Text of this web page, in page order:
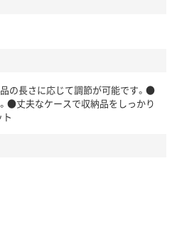
の長さに応じて調節が可能です。●
●丈夫なケースで収納品をしっかり